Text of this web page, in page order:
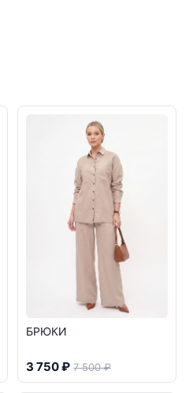
БРЮКИ
3 750 ₽ 7 500 ₽